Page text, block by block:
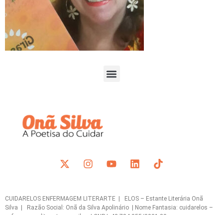
CUIDARELOS ENFERMAGEM LITERARTE | ELOS – Estante Literária Onã
Silva | Razão Social: Onã da Silva Apolinário | Nome Fantasia: cuidarelos –